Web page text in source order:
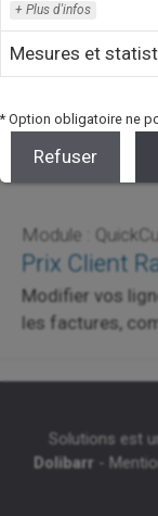
Module :
Prix Client
Modifier vos
les factures,
Solutions est
Dolibarr -
Plus d'infos
Mesures et
* Option obligatoire ne
Refuser